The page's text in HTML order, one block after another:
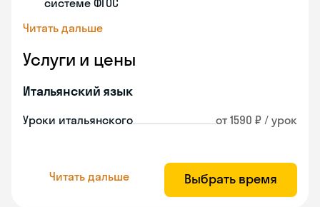
системе ФГОС
Читать дальше
Услуги и цены
Итальянский язык
Уроки итальянского от 1590 ₽ / урок
Читать дальше Выбрать время